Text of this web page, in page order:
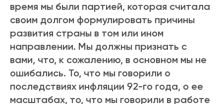
время мы были партией, которая считала
своим долгом формулировать причины
развития страны в том или ином
направлении. Мы должны признать с
вами, что, к сожалению, в основном мы не
ошибались. То, что мы говорили о
последствиях инфляции 92-го года, о ее
масштабах, то, что мы говорили в работе